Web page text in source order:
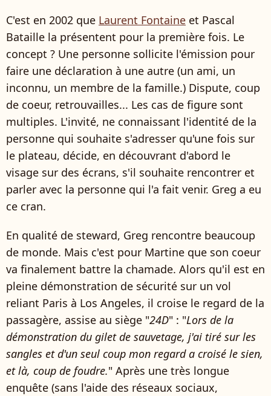
C'est en 2002 que Laurent Fontaine et Pascal
Bataille la présentent pour la première fois. Le
concept ? Une personne sollicite l'émission pour
faire une déclaration à une autre (un ami, un
inconnu, un membre de la famille.) Dispute, coup
de coeur, retrouvailles... Les cas de figure sont
multiples. L'invité, ne connaissant l'identité de la
personne qui souhaite s'adresser qu'une fois sur
le plateau, décide, en découvrant d'abord le
visage sur des écrans, s'il souhaite rencontrer et
parler avec la personne qui l'a fait venir. Greg a eu
ce cran.
En qualité de steward, Greg rencontre beaucoup
de monde. Mais c'est pour Martine que son coeur
va finalement battre la chamade. Alors qu'il est en
pleine démonstration de sécurité sur un vol
reliant Paris à Los Angeles, il croise le regard de la
passagère, assise au siège "24D" : "Lors de la
démonstration du gilet de sauvetage, j'ai tiré sur les
sangles et d'un seul coup mon regard a croisé le sien,
et là, coup de foudre." Après une très longue
enquête (sans l'aide des réseaux sociaux,